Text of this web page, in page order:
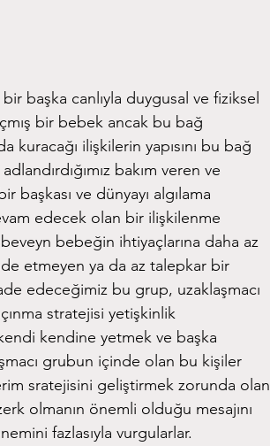
başka canlıyla duygusal ve fiziksel
bir bebek ancak bu bağ
ilişkilerin yapısını bu bağ
bakım veren ve
ve dünyayı algılama
edecek olan bir ilişkilenme
bebeğin ihtiyaçlarına daha az
etmeyen ya da az talepkar bir
edeceğimiz bu grup, uzaklaşmacı
stratejisi yetişkinlik
kendine yetmek ve başka
grubun içinde olan bu kişiler
sratejisini geliştirmek zorunda olan
olmanın önemli olduğu mesajını
fazlasıyla vurgularlar.